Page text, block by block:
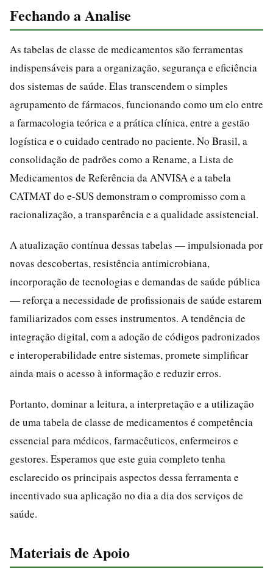
Fechando a Analise
As tabelas de classe de medicamentos são ferramentas
indispensáveis para a organização, segurança e eficiência
dos sistemas de saúde. Elas transcendem o simples
agrupamento de fármacos, funcionando como um elo entre
a farmacologia teórica e a prática clínica, entre a gestão
logística e o cuidado centrado no paciente. No Brasil, a
consolidação de padrões como a Rename, a Lista de
Medicamentos de Referência da ANVISA e a tabela
CATMAT do e-SUS demonstram o compromisso com a
racionalização, a transparência e a qualidade assistencial.
A atualização contínua dessas tabelas — impulsionada por
novas descobertas, resistência antimicrobiana,
incorporação de tecnologias e demandas de saúde pública
— reforça a necessidade de profissionais de saúde estarem
familiarizados com esses instrumentos. A tendência de
integração digital, com a adoção de códigos padronizados
e interoperabilidade entre sistemas, promete simplificar
ainda mais o acesso à informação e reduzir erros.
Portanto, dominar a leitura, a interpretação e a utilização
de uma tabela de classe de medicamentos é competência
essencial para médicos, farmacêuticos, enfermeiros e
gestores. Esperamos que este guia completo tenha
esclarecido os principais aspectos dessa ferramenta e
incentivado sua aplicação no dia a dia dos serviços de
saúde.
Materiais de Apoio